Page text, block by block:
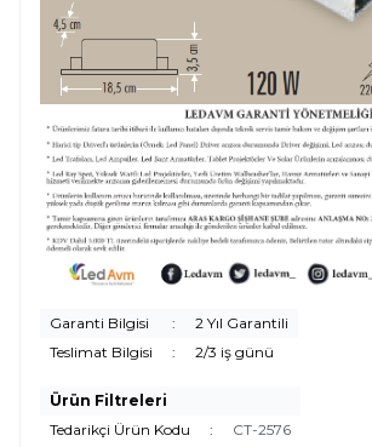
Garanti Bilgisi :
2 Yıl Garantili
Teslimat Bilgisi
: 2/3 iş günü
Ürün Filtreleri
Tedarikçi Ürün Kodu
: CT-2576